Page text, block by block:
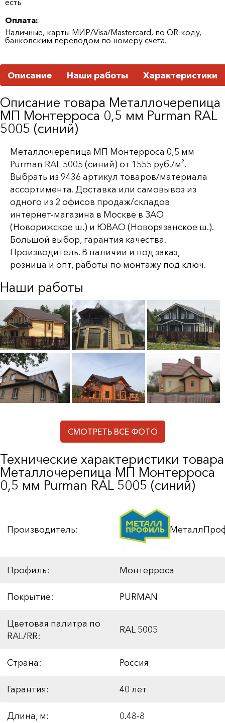
Оплата:
Наличные, карты МИР/Visa/Mastercard, по QR-коду,
банковским переводом по номеру счета.
Описание Наши работы Характеристики
Описание товара Металлочерепица
МП Монтерроса 0,5 мм Purman RAL
5005 (синий)
Металлочерепица МП Монтерроса 0,5 мм
Purman RAL 5005 (синий) от 1555 руб./м².
Выбрать из 9436 артикул товаров/материала
ассортимента. Доставка или самовывоз из
одного из 2 офисов продаж/складов
интернет-магазина в Москве в ЗАО
(Новорижское ш.) и ЮВАО (Новорязанское ш.).
Большой выбор, гарантия качества.
Производитель. В наличии и под заказ,
розница и опт, работы по монтажу под ключ.
Наши работы
СМОТРЕТЬ ВСЕ ФОТО
Технические характеристики товара
Металлочерепица МП Монтерроса
0,5 мм Purman RAL 5005 (синий)
Производитель:
Профиль: Монтерроса
Покрытие: PURMAN
Цветовая палитра по
RAL/RR:
RAL 5005
Страна: Россия
Гарантия: 40 лет
Длина, м: 0.48-8